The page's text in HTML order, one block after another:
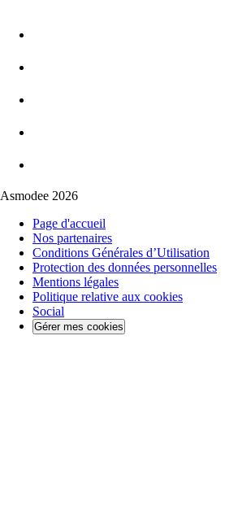
Asmodee 2026
Page d'accueil
Nos partenaires
Conditions Générales d’Utilisation
Protection des données personnelles
Mentions légales
Politique relative aux cookies
Social
Gérer mes cookies